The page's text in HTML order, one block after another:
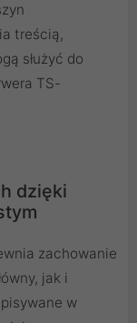
treścią,
służyć do
TS-
dzięki
zachowanie
jak i
w